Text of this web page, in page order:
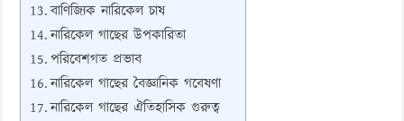
বাণিজ্যিক নারিকেল চাষ
নারিকেল গাছের উপকারিতা
পরিবেশগত প্রভাব
নারিকেল গাছের বৈজ্ঞানিক গবেষণা
নারিকেল গাছের ঐতিহাসিক গুরুত্ব